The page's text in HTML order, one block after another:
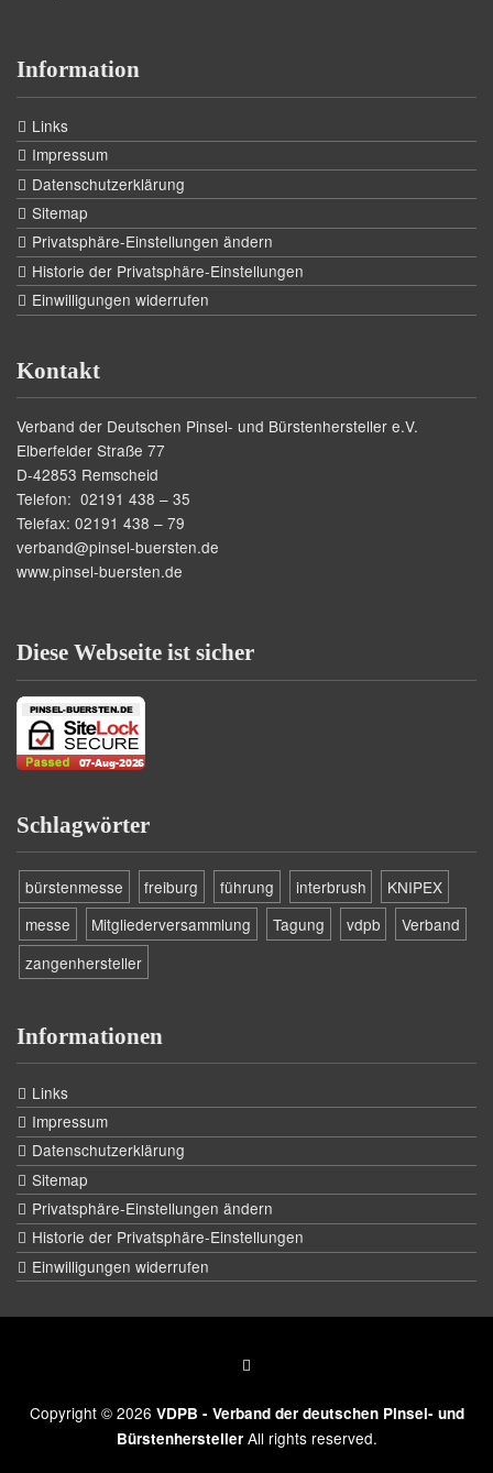
Information
Links
Impressum
Datenschutzerklärung
Sitemap
Privatsphäre-Einstellungen ändern
Historie der Privatsphäre-Einstellungen
Einwilligungen widerrufen
Kontakt
Verband der Deutschen Pinsel- und Bürstenhersteller e.V.
Elberfelder Straße 77
D-42853 Remscheid
Telefon: 02191 438 – 35
Telefax: 02191 438 – 79
verband@pinsel-buersten.de
www.pinsel-buersten.de
Diese Webseite ist sicher
Schlagwörter
bürstenmesse freiburg führung interbrush
KNIPEX
messe
Mitgliederversammlung Tagung vdpb
Verband
zangenhersteller
Informationen
Links
Impressum
Datenschutzerklärung
Sitemap
Privatsphäre-Einstellungen ändern
Historie der Privatsphäre-Einstellungen
Einwilligungen widerrufen
Copyright © 2026 VDPB - Verband der deutschen Pinsel- und
BürstenherstellerAll rights reserved.